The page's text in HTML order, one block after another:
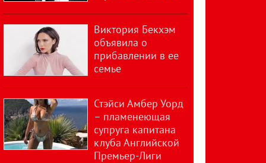
Виктория Бекхэм
объявила о
прибавлении в ее
семье
Стэйси Амбер Уорд
– пламенеющая
супруга капитана
клуба Английской
Премьер-Лиги